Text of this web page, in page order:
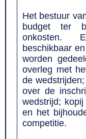
Het bestuur
budget ter
onkosten.
beschikbaar
worden
overleg met
de
over de
wedstrijd; kopij
en het
competitie.